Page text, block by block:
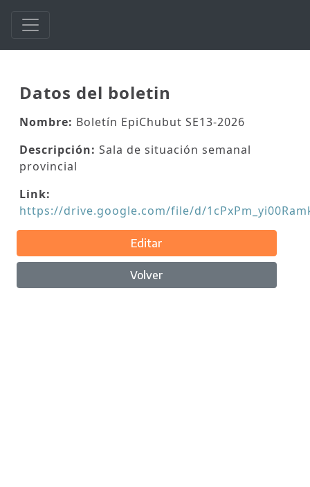
Datos del boletin
Nombre: Boletín EpiChubut SE13-2026
Descripción: Sala de situación semanal
provincial
Link:
https://drive.google.com/file/d/
Editar
Volver